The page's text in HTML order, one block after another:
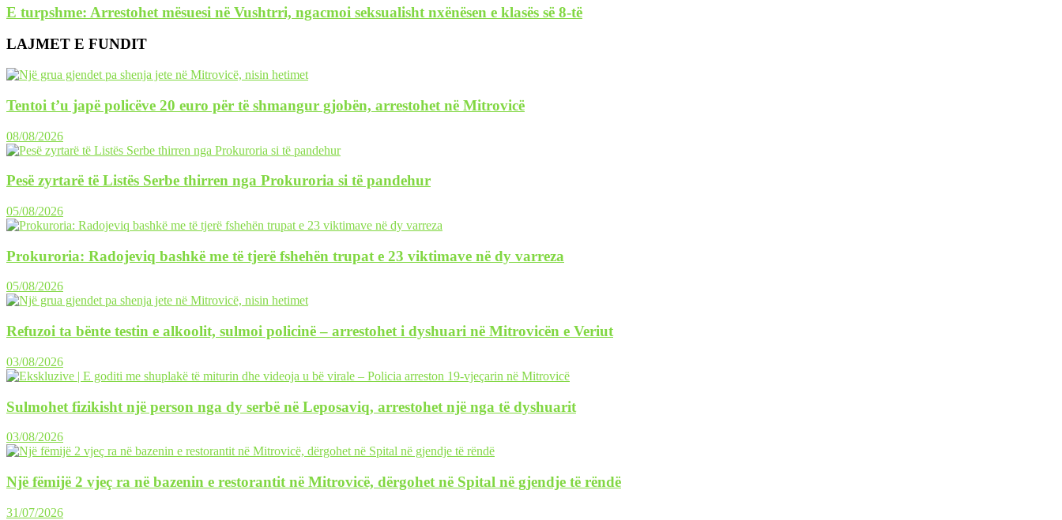
E turpshme: Arrestohet mësuesi në Vushtrri, ngacmoi seksualisht nxënësen e klasës së 8-të
LAJMET E FUNDIT
Tentoi t’u japë policëve 20 euro për të shmangur gjobën, arrestohet në Mitrovicë
08/08/2026
Pesë zyrtarë të Listës Serbe thirren nga Prokuroria si të pandehur
05/08/2026
Prokuroria: Radojeviq bashkë me të tjerë fshehën trupat e 23 viktimave në dy varreza
05/08/2026
Refuzoi ta bënte testin e alkoolit, sulmoi policinë – arrestohet i dyshuari në Mitrovicën e Veriut
03/08/2026
Sulmohet fizikisht një person nga dy serbë në Leposaviq, arrestohet një nga të dyshuarit
03/08/2026
Një fëmijë 2 vjeç ra në bazenin e restorantit në Mitrovicë, dërgohet në Spital në gjendje të rëndë
31/07/2026